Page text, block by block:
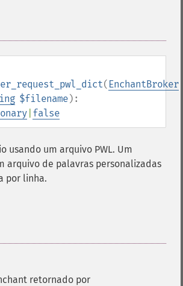
( EnchantBroker
$filename):
false
usando um arquivo PWL. Um
arquivo de palavras personalizadas
por linha.
retornado por